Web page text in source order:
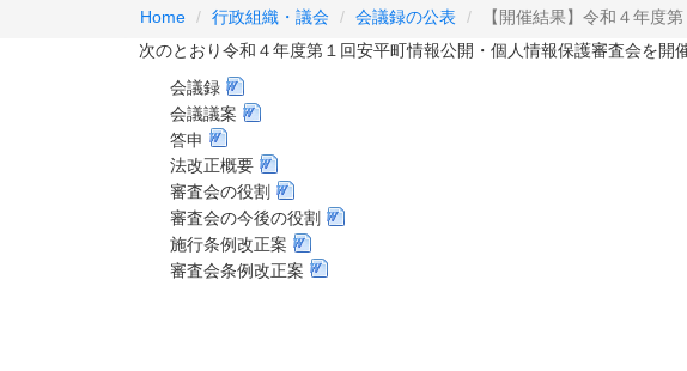
Home 行政組織・議会 会議録の公表
【開催結果】令和４年度
次のとおり令和４年度第１回安平町情報公開・個人情報保護審査会を開
会議録
会議議案
答申
法改正概要
審査会の役割
審査会の今後の役割
施行条例改正案
審査会条例改正案